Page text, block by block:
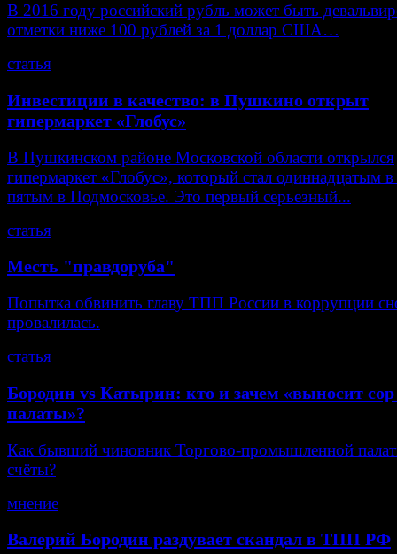
В 2016 году российский рубль может быть
отметки ниже 100 рублей за 1 доллар США…
статья
Инвестиции в качество: в Пушкино открыт
гипермаркет «Глобус»
В Пушкинском районе Московской области открылся
гипермаркет «Глобус», который стал одиннадцатым
пятым в Подмосковье. Это первый серьезный...
статья
Месть "правдоруба"
Попытка обвинить главу ТПП России в коррупции
провалилась.
статья
Бородин vs Катырин: кто и зачем «выносит сор
палаты»?
Как бывший чиновник Торгово-промышленной
счёты?
мнение
Валерий Бородин раздувает скандал в ТПП РФ